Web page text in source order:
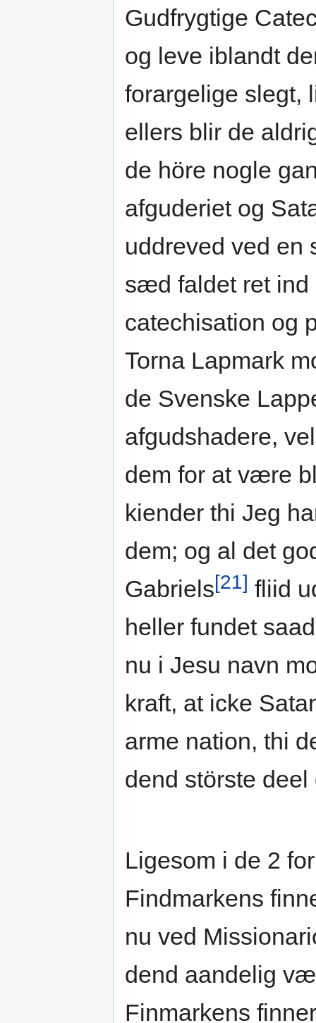
Gudfrygtige
og leve iblandt
forargelige slegt,
ellers blir de
de höre nogle
afguderiet og
uddreved ved en
sæd faldet ret ind
catechisation og
Torna Lapmark
de Svenske
afgudshadere,
dem for at være
kiender thi Jeg
dem; og al det
Gabriels[21] fliid
heller fundet
nu i Jesu navn
kraft, at icke
arme nation, thi
dend störste
Ligesom i de 2
Findmarkens
nu ved
dend aandelig
Finmarkens